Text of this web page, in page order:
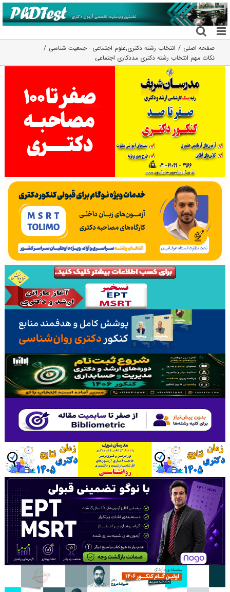
رفتن
به
محتوا
صفحه اصلی انتخاب رشته دکتری,علوم اجتماعی - جمعیت شناسی
نکات مهم انتخاب رشته دکتری مددکاری اجتماعی